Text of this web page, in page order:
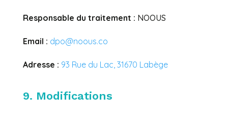
Responsable du traitement : NOOUS
Email : dpo@noous.co
Adresse : 93 Rue du Lac, 31670 Labège
9. Modifications